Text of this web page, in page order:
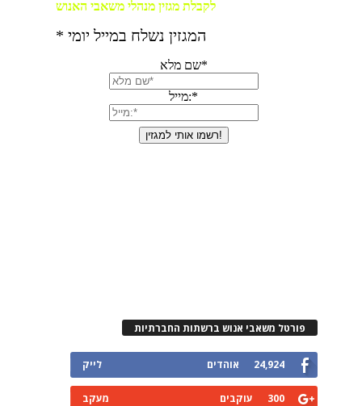
פורטל משאבי אנוש ברשתות החברתיות
24,924 אוהדים לייק
300 עוקבים מעקב